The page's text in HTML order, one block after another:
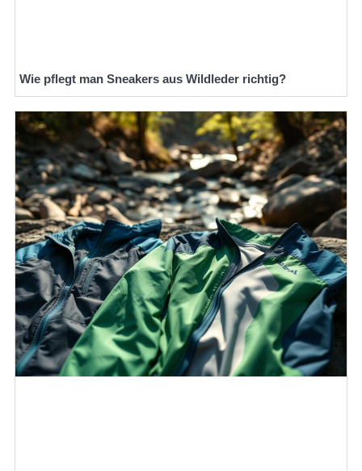
Wie pflegt man Sneakers aus Wildleder richtig?